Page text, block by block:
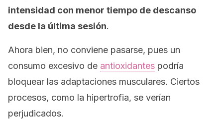
intensidad con menor tiempo de descanso
desde la última sesión.
Ahora bien, no conviene pasarse, pues un
consumo excesivo de antioxidantes podría
bloquear las adaptaciones musculares. Ciertos
procesos, como la hipertrofia, se verían
perjudicados.